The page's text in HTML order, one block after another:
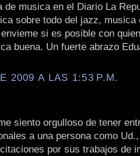
de musica en el Diario La
sobre todo del jazz, musica
si es posible con
buena. Un fuerte abrazo
2009 A LAS 1:53 P.M.
siento orgulloso de tener
a una persona como
por sus trabajos de